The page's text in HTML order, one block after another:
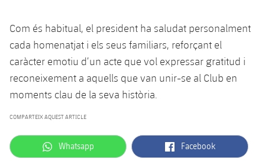
Palmarès
Història
Aleví
Calendari
Entrades
Classificació
plusicon
més
Actualitat
Calendari
Jugadors
plusicon
més
Actualitat
Barça C
Junior
Campus Estiu
Informació general
plusicon
més
Com és habitual, el president ha saludat personalment
cada homenatjat i els seus familiars, reforçant el
caràcter emotiu d’un acte que vol expressar gratitud i
reconeixement a aquells que van unir-se al Club en
moments clau de la seva història.
COMPARTEIX AQUEST ARTICLE
label.aria.whatsapp
Whatsapp label.aria.facebook
Facebook